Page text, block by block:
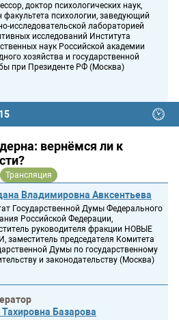
доктор психологических наук,
факультета психологии, заведующий
исследовательской лабораторией
исследований Института
наук Российской академии
хозяйства и государственной
при Президенте РФ (Москва)
вернёмся ли к
Трансляция
Владимировна Авксентьева
Государственной Думы Федерального
Российской Федерации,
руководителя фракции НОВЫЕ
заместитель председателя Комитета
Думы по государственному
и законодательству (Москва)
Тахировна Базарова